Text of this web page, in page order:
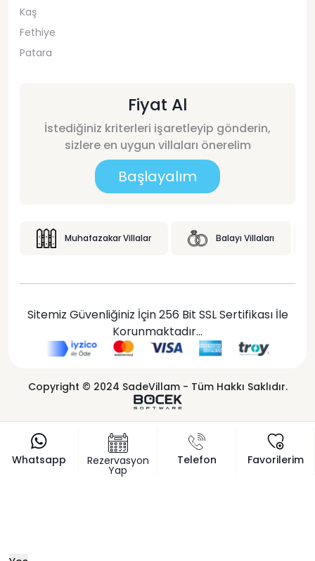
Kaş
Fethiye
Patara
Fiyat Al
İstediğiniz kriterleri işaretleyip gönderin,
sizlere en uygun villaları önerelim
Başlayalım
Muhafazakar Villalar Balayı Villaları
Sitemiz Güvenliğiniz İçin 256 Bit SSL Sertifikası İle
Korunmaktadır...
Copyright © 2024 SadeVillam - Tüm Hakkı Saklıdır.
Whatsapp Rezervasyon
Yap
Telefon Favorilerim